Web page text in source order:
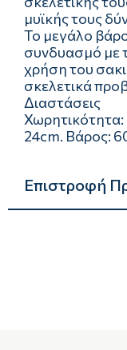
μυϊκής τους
Το μεγάλο
συνδυασμό με
χρήση του
σκελετικά
Διαστάσεις
24cm. Βάρος:
Επιστροφή